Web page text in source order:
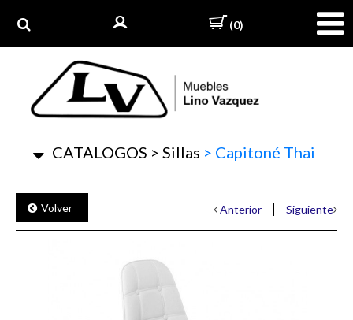
(0)
CATALOGOS > Sillas > Capitoné Thai
Volver Anterior Siguiente